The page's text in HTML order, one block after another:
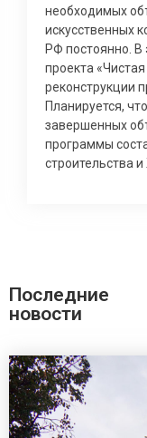
необходимых
искусственных
РФ постоянно. В
проекта
реконструкции
Планируется,
завершенных
программы
строительства
Последние
новости